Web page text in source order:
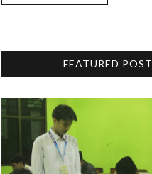
FEATURED POST